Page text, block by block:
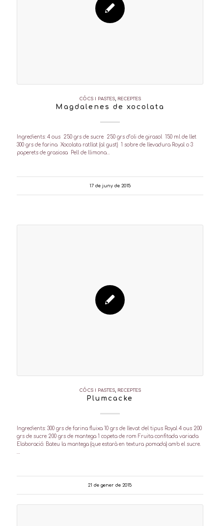
CÓCS I PASTES, RECEPTES
Magdalenes de xocolata
Ingredients: 4 ous 250 grs de sucre 250 grs d’oli de girasol 150 ml de llet
300 grs de farina Xocolata ratllat (al gust) 1 sobre de llevadura Royal o 3
paperets de grasiosa Pell de llimona…
17 de juny de 2015
CÓCS I PASTES, RECEPTES
Plumcacke
Ingredients: 300 grs de farina fluixa 10 grs de llevat del tipus Royal 4 ous 200
grs de sucre 200 grs de mantega 1 copeta de rom Fruita confitada variada
Elaboració: Bateu la mantega (que estarà en textura pomada) amb el sucre.
21 de gener de 2015